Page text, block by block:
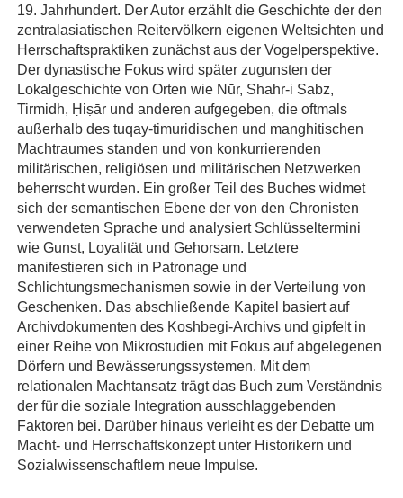
19. Jahrhundert. Der Autor erzählt die Geschichte der den
zentralasiatischen Reitervölkern eigenen Weltsichten und
Herrschaftspraktiken zunächst aus der Vogelperspektive.
Der dynastische Fokus wird später zugunsten der
Lokalgeschichte von Orten wie Nūr, Shahr-i Sabz,
Tirmidh, Ḥiṣār und anderen aufgegeben, die oftmals
außerhalb des tuqay-timuridischen und manghitischen
Machtraumes standen und von konkurrierenden
militärischen, religiösen und militärischen Netzwerken
beherrscht wurden. Ein großer Teil des Buches widmet
sich der semantischen Ebene der von den Chronisten
verwendeten Sprache und analysiert Schlüsseltermini
wie Gunst, Loyalität und Gehorsam. Letztere
manifestieren sich in Patronage und
Schlichtungsmechanismen sowie in der Verteilung von
Geschenken. Das abschließende Kapitel basiert auf
Archivdokumenten des Koshbegi-Archivs und gipfelt in
einer Reihe von Mikrostudien mit Fokus auf abgelegenen
Dörfern und Bewässerungssystemen. Mit dem
relationalen Machtansatz trägt das Buch zum Verständnis
der für die soziale Integration ausschlaggebenden
Faktoren bei. Darüber hinaus verleiht es der Debatte um
Macht- und Herrschaftskonzept unter Historikern und
Sozialwissenschaftlern neue Impulse.